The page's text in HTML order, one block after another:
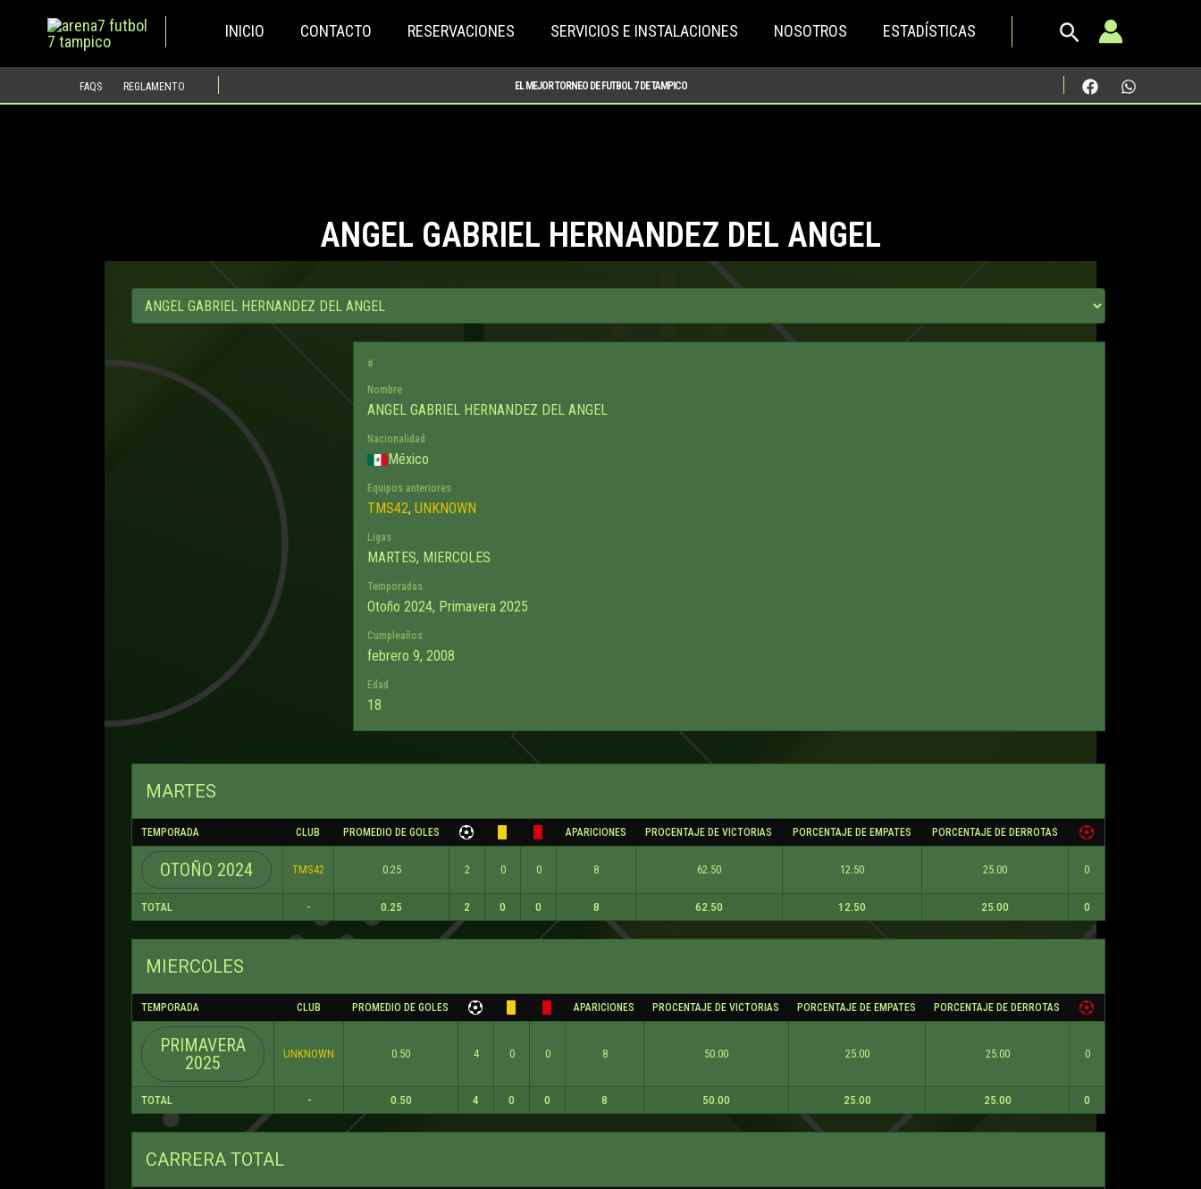
contenido
INICIO CONTACTO RESERVACIONES SERVICIOS E INSTALACIONES NOSOTROS ESTADÍSTICAS
FAQS REGLAMENTO EL MEJOR TORNEO DE FUTBOL 7 DE TAMPICO
ANGEL GABRIEL HERNANDEZ DEL ANGEL
#
Nombre
ANGEL GABRIEL HERNANDEZ DEL ANGEL
Nacionalidad
México
Equipos anteriores
TMS42, UNKNOWN
Ligas
MARTES, MIERCOLES
Temporadas
Otoño 2024, Primavera 2025
Cumpleaños
febrero 9, 2008
Edad
18
MARTES
TEMPORADA CLUB PROMEDIO DE GOLES APARICIONES PROCENTAJE DE VICTORIAS PORCENTAJE DE EMPATES PORCENTAJE DE DERROTAS
OTOÑO 2024 TMS42 0.25 2 0 0 8 62.50 12.50 25.00 0
TOTAL - 0.25 2 0 0 8 62.50 12.50 25.00 0
MIERCOLES
TEMPORADA CLUB PROMEDIO DE GOLES APARICIONES PROCENTAJE DE VICTORIAS PORCENTAJE DE EMPATES PORCENTAJE DE DERROTAS
PRIMAVERA
2025
UNKNOWN 0.50 4 0 0 8 50.00 25.00 25.00 0
TOTAL - 0.50 4 0 0 8 50.00 25.00 25.00 0
CARRERA TOTAL